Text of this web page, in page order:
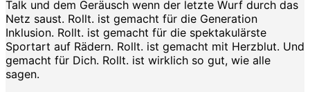
Talk und dem Geräusch wenn der letzte Wurf durch das
Netz saust. Rollt. ist gemacht für die Generation
Inklusion. Rollt. ist gemacht für die spektakulärste
Sportart auf Rädern. Rollt. ist gemacht mit Herzblut. Und
gemacht für Dich. Rollt. ist wirklich so gut, wie alle
sagen.